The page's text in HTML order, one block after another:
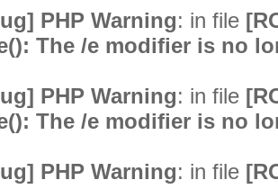
PHP Warning: in file
The /e modifier is no
PHP Warning: in file
The /e modifier is no
PHP Warning: in file